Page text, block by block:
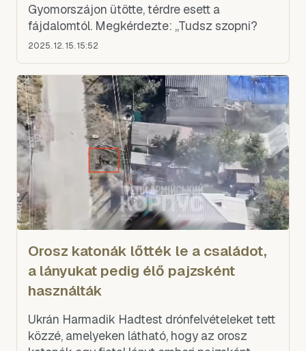
Gyomorszájon ütötte, térdre esett a
fájdalomtól. Megkérdezte: „Tudsz szopni?
2025. 12. 15. 15:52
Orosz katonák lőtték le a családot,
a lányukat pedig élő pajzsként
használták
Ukrán Harmadik Hadtest drónfelvételeket tett
közzé, amelyeken látható, hogy az orosz